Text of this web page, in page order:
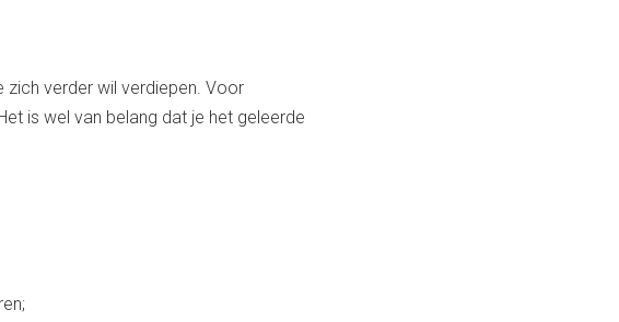
zich verder wil verdiepen. Voor
is wel van belang dat je het geleerde